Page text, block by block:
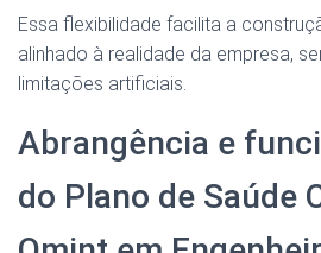
Essa flexibilidade facilita a
alinhado à realidade da empresa,
limitações artificiais.
Abrangência e
do Plano de Saúde